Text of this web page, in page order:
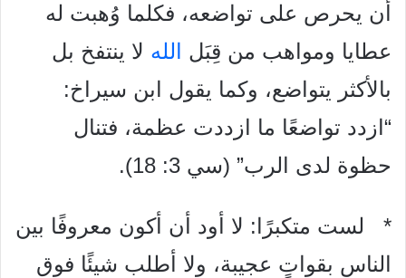
أن يحرص على تواضعه، فكلما وُهبت له
عطايا ومواهب من قِبَل
الله لا ينتفخ بل
بالأكثر يتواضع، وكما يقول ابن سيراخ:
“ازدد تواضعًا ما ازددت عظمة، فتنال
حظوة لدى الرب” (سي 3: 18).
* لست متكبرًا: لا أود أن أكون معروفًا بين
الناس بقواتٍ عجيبة، ولا أطلب شيئًا فوق